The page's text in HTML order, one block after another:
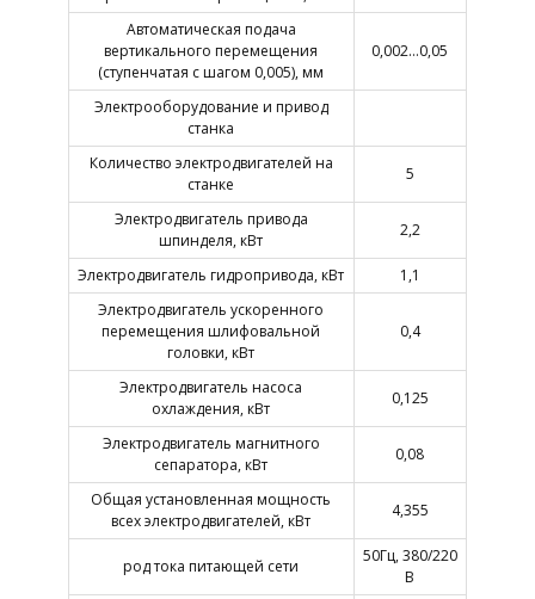
Автоматическая подача
вертикального перемещения
(ступенчатая с шагом 0,005), мм
0,002…0,05
Электрооборудование и привод
станка
Количество электродвигателей на
станке
5
Электродвигатель привода
шпинделя, кВт
2,2
Электродвигатель гидропривода, кВт
1,1
Электродвигатель ускоренного
перемещения шлифовальной
головки, кВт
0,4
Электродвигатель насоса
охлаждения, кВт
0,125
Электродвигатель магнитного
сепаратора, кВт
0,08
Общая установленная мощность
всех электродвигателей, кВт
4,355
род тока питающей сети
50Гц, 380/220
В